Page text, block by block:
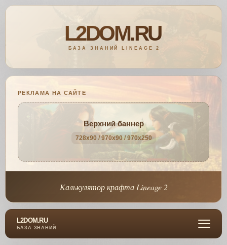
РЕКЛАМА НА САЙТЕ
Верхний баннер
728x90 / 970x90 / 970x250
Калькулятор крафта Lineage 2
L2DOM.RU
БАЗА ЗНАНИЙ